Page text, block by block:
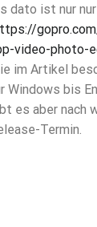
dato ist nur
video-photo-
im Artikel
Windows bis
es aber nach
Termin.